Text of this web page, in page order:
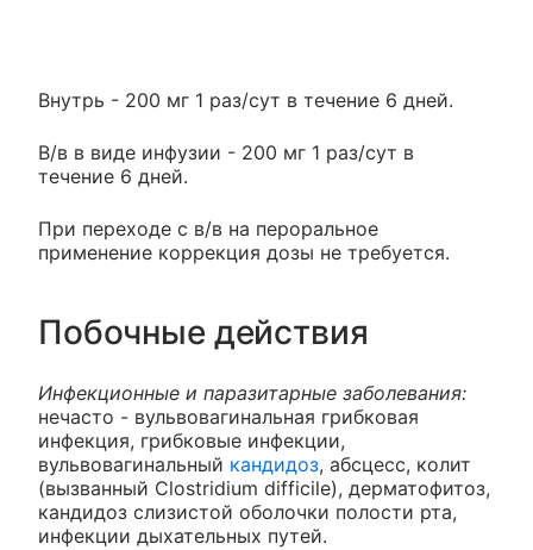
Внутрь - 200 мг 1 раз/сут в течение 6 дней.
В/в в виде инфузии - 200 мг 1 раз/сут в
течение 6 дней.
При переходе с в/в на пероральное
применение коррекция дозы не требуется.
Побочные действия
Инфекционные и паразитарные заболевания:
нечасто - вульвовагинальная грибковая
инфекция, грибковые инфекции,
вульвовагинальный кандидоз, абсцесс, колит
(вызванный Clostridium difficile), дерматофитоз,
кандидоз слизистой оболочки полости рта,
инфекции дыхательных путей.